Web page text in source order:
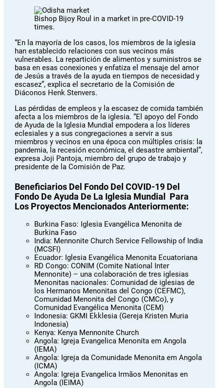
Bishop Bijoy Roul in a market in pre-COVID-19
times.
“En la mayoría de los casos, los miembros de la iglesia
han establecido relaciones con sus vecinos más
vulnerables. La repartición de alimentos y suministros se
basa en esas conexiones y enfatiza el mensaje del amor
de Jesús a través de la ayuda en tiempos de necesidad y
escasez”, explica el secretario de la Comisión de
Diáconos Henk Stenvers.
Las pérdidas de empleos y la escasez de comida también
afecta a los miembros de la iglesia. “El apoyo del Fondo
de Ayuda de la Iglesia Mundial empodera a los líderes
eclesiales y a sus congregaciones a servir a sus
miembros y vecinos en una época con múltiples crisis: la
pandemia, la recesión económica, el desastre ambiental”,
expresa Joji Pantoja, miembro del grupo de trabajo y
presidente de la Comisión de Paz.
Beneficiarios Del Fondo Del COVID-19 Del
Fondo De Ayuda De La Iglesia Mundial Para
Los Proyectos Mencionados Anteriormente:
Burkina Faso: Iglesia Evangélica Menonita de
Burkina Faso
India: Mennonite Church Service Fellowship of India
(MCSFI)
Ecuador: Iglesia Evangélica Menonita Ecuatoriana
RD Congo: CONIM (Comite National Inter
Mennonite) – una colaboración de tres iglesias
Menonitas nacionales: Comunidad de iglesias de
los Hermanos Menonitas del Congo (CEFMC),
Comunidad Menonita del Congo (CMCo), y
Comunidad Evangélica Menonita (CEM)
Indonesia: GKMI Ekklesia (Gereja Kristen Muria
Indonesia)
Kenya: Kenya Mennonite Church
Angola: Igreja Evangelica Menonita em Angola
(IEMA)
Angola: Igreja da Comunidade Menonita em Angola
(ICMA)
Angola: Igreja Evangelica Irmãos Menonitas en
Angola (IEIMA)